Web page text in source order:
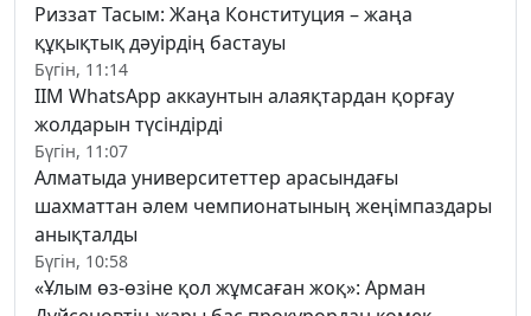
Риззат Тасым: Жаңа Конституция – жаңа
құқықтық дәуірдің бастауы
Бүгін, 11:14
ІІМ WhatsApp аккаунтын алаяқтардан қорғау
жолдарын түсіндірді
Бүгін, 11:07
Алматыда университеттер арасындағы
шахматтан әлем чемпионатының жеңімпаздары
анықталды
Бүгін, 10:58
«Ұлым өз-өзіне қол жұмсаған жоқ»: Арман